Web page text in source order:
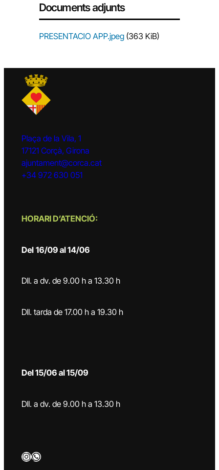
Documents adjunts
PRESENTACIO APP.jpeg(363 KiB)
Plaça de la Vila, 1
17121 Corçà, Girona
ajuntament@corca.cat
+34 972 630 051
HORARI D’ATENCIÓ:
Del 16/09 al 14/06
Dll. a dv. de 9.00 h a 13.30 h
Dll. tarda de 17.00 h a 19.30 h
Del 15/06 al 15/09
Dll. a dv. de 9.00 h a 13.30 h
InstagramWhatsApp